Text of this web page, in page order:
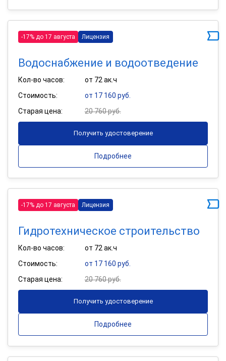
-17% до 17 августа Лицензия
Водоснабжение и водоотведение
Кол-во часов:
от 72 ак.ч
Стоимость:
от 17 160 руб.
Старая цена:
20 760 руб.
Получить удостоверение
Подробнее
-17% до 17 августа Лицензия
Гидротехническое строительство
Кол-во часов:
от 72 ак.ч
Стоимость:
от 17 160 руб.
Старая цена:
20 760 руб.
Получить удостоверение
Подробнее